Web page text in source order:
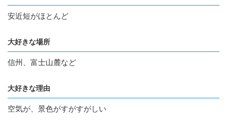
安近短がほとんど
大好きな場所
信州、富士山麓など
大好きな理由
空気が、景色がすがすがしい